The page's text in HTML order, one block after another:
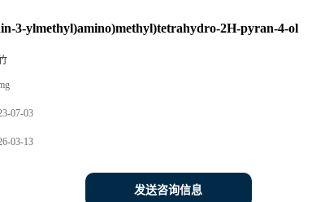
3-ylmethyl)amino)methyl)tetrahydro-2H-pyran-4-ol
07-03
03-13
发送咨询信息